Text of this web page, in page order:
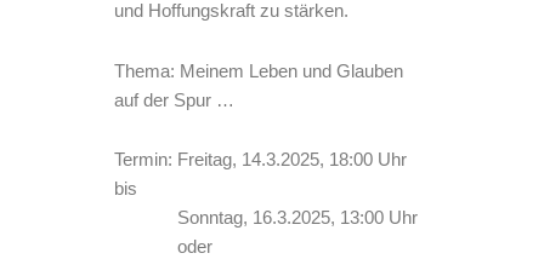
und Hoffungskraft zu stärken.
Thema: Meinem Leben und Glauben
auf der Spur …
Termin: Freitag, 14.3.2025, 18:00 Uhr
bis
Sonntag, 16.3.2025, 13:00 Uhr
oder